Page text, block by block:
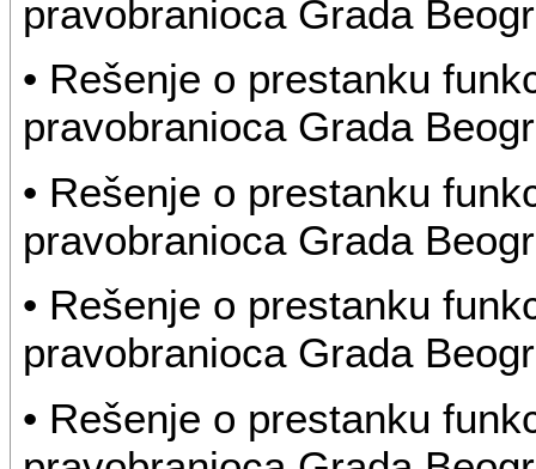
pravobranioca Grada
• Rešenje o prestanku
pravobranioca Grada
• Rešenje o prestanku
pravobranioca Grada
• Rešenje o prestanku
pravobranioca Grada
• Rešenje o prestanku